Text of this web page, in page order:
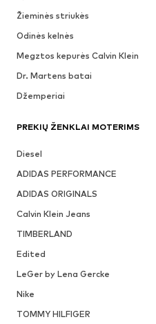
Žieminės striukės
Odinės kelnės
Megztos kepurės Calvin Klein
Dr. Martens batai
Džemperiai
PREKIŲ ŽENKLAI MOTERIMS
Diesel
ADIDAS PERFORMANCE
ADIDAS ORIGINALS
Calvin Klein Jeans
TIMBERLAND
Edited
LeGer by Lena Gercke
Nike
TOMMY HILFIGER